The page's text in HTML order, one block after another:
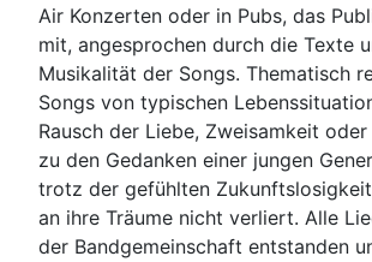
Air Konzerten oder in Pubs, das
mit, angesprochen durch die Texte
Musikalität der Songs. Thematisch
Songs von typischen
Rausch der Liebe, Zweisamkeit
zu den Gedanken einer jungen
trotz der gefühlten
an ihre Träume nicht verliert. Alle
der Bandgemeinschaft entstanden